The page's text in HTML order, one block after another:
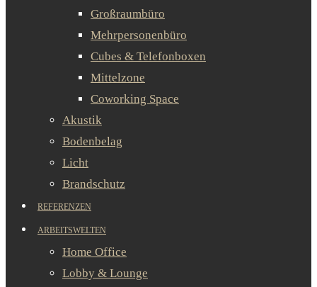
Großraumbüro
Mehrpersonenbüro
Cubes & Telefonboxen
Mittelzone
Coworking Space
Akustik
Bodenbelag
Licht
Brandschutz
REFERENZEN
ARBEITSWELTEN
Home Office
Lobby & Lounge